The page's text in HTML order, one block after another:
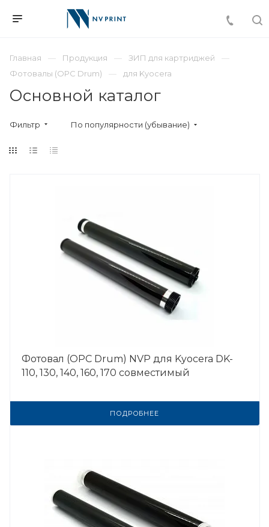
Главная Продукция
ЗИП для картриджей
Фотовалы (OPC Drum)
для Kyocera
Основной каталог
Фильтр По популярности (убывание)
Фотовал (OPC Drum) NVP для Kyocera DK-
110, 130, 140, 160, 170 совместимый
ПОДРОБНЕЕ